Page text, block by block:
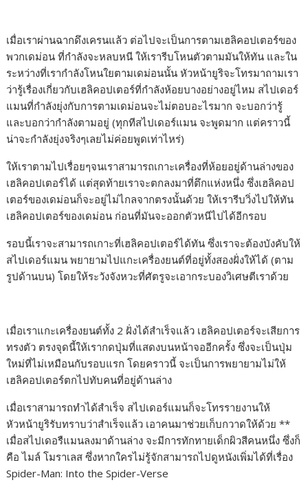
เมื่อเราผ่านฉากดึงเครนแล้ว ต่อไปจะเป็นการตามเฮลิคอปเตอร์ของ
พวกเดม่อน ที่กำลังจะหลบหนี ให้เรารีบโหนตัวตามมันให้ทัน และใน
ระหว่างที่เรากำลังโหนใยตามเดม่อนนั้น หัวหน้ายูริจะโทรมาถามเรา
ว่ารู้เรื่องเกี่ยวกับเฮลิคอปเตอร์ที่กำลังห้อยบางอย่างอยู่ไหม สไปเดอร์
แมนที่กำลังยุ่งกับการตามเดม่อนจะไม่ตอบอะไรมาก จะบอกว่ารู้
และบอกว่ากำลังตามอยู่ (ทุกทีสไปเดอร์แมน จะพูดมาก แต่คราวนี้
น่าจะกำลังยุ่งจริงๆเลยไม่ค่อยพูดเท่าไหร่)
ให้เราตามไปเรื่อยๆจนเราสามารถเกาะเครื่องที่ห้อยอยู่ด้านล่างของ
เฮลิคอปเตอร์ได้ แต่สุดท้ายเราจะตกลงมาที่ตึกแห่งหนึ่ง ซึ่งเฮลิคอป
เตอร์ของเดม่อนก็จะอยู่ไม่ไกลจากตรงนั้นด้วย ให้เรารีบวิ่งไปให้ทัน
เฮลิคอปเตอร์ของเดม่อน ก่อนที่มันจะออกตัวหนีไปได้อีกรอบ
รอบนี้เราจะสามารถเกาะที่เฮลิคอปเตอร์ได้ทัน ซึ่งเราจะต้องบังคับให้
สไปเดอร์แมน พยายามไปแกะเครื่องยนต์ที่อยู่ทั้งสองฝั่งให้ได้ (ตาม
รูปด้านบน) โดยให้ระวังจังหวะที่ศัตรูจะเอากระบองวิเศษตีเราด้วย
เมื่อเราแกะเครื่องยนต์ทั้ง 2 ฝั่งได้สำเร็จแล้ว เฮลิคอปเตอร์จะเสียการ
ทรงตัว ตรงจุดนี้ให้เรากดปุ่มที่แสดงบนหน้าจออีกครั้ง ซึ่งจะเป็นปุ่ม
ใหม่ที่ไม่เหมือนกับรอบแรก โดยคราวนี้ จะเป็นการพยายามไม่ให้
เฮลิคอปเตอร์ตกไปทับคนที่อยู่ด้านล่าง
เมื่อเราสามารถทำได้สำเร็จ สไปเดอร์แมนก็จะโทรรายงานให้
หัวหน้ายูริรับทราบว่าสำเร็จแล้ว เอาคนมาช่วยเก็บกวาดให้ด้วย **
เมื่อสไปเดอรืแมนลงมาด้านล่าง จะมีการทักทายเด็กผิวสีคนหนึ่ง ซึ่งก็
คือ ไมล์ โมราเลส ซึ่งหากใครไม่รู้จักสามารถไปดูหนังเพิ่มได้ที่เรื่อง
Spider-Man: Into the Spider-Verse